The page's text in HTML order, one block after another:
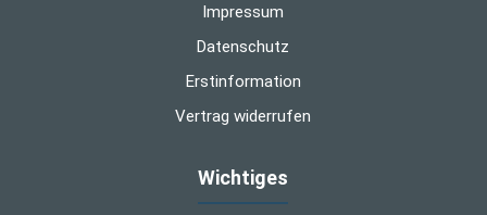
Impressum
Datenschutz
Erstinformation
Vertrag widerrufen
Wichtiges